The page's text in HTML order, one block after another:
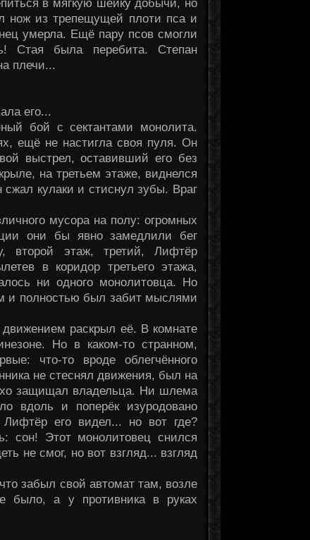
в мягкую шейку добычи, но
нож из трепещущей плоти пса и
умерла. Ещё пару псов смогли
Стая была перебита. Степан
плечи...
его...
бой с сектантами монолита.
ещё не настигла своя пуля. Он
выстрел, оставивший его без
на третьем этаже, виднелся
кулаки и стиснул зубы. Враг
мусора на полу: огромных
они бы явно замедлили бег
второй этаж, третий, Лифтёр
в коридор третьего этажа,
ни одного монолитовца. Но
и полностью был забит мыслями
раскрыл её. В комнате
Но в каком-то странном,
что-то вроде облегчённого
не стеснял движения, был на
защищал владельца. Ни шлема
вдоль и поперёк изуродовано
его видел... но вот где?
сон! Этот монолитовец снился
не смог, но вот взгляд... взгляд
забыл свой автомат там, возле
было, а у противника в руках